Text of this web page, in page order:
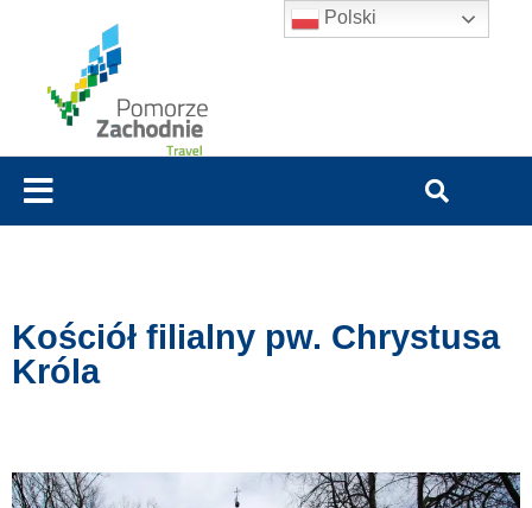
Kościół filialny pw. Chrystusa
Króla
Polski